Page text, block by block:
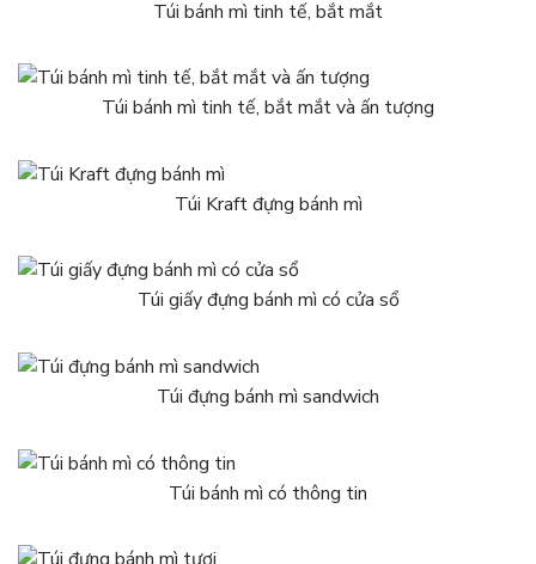
Túi bánh mì tinh tế, bắt mắt
Túi bánh mì tinh tế, bắt mắt và ấn tượng
Túi Kraft đựng bánh mì
Túi giấy đựng bánh mì có cửa sổ
Túi đựng bánh mì sandwich
Túi bánh mì có thông tin